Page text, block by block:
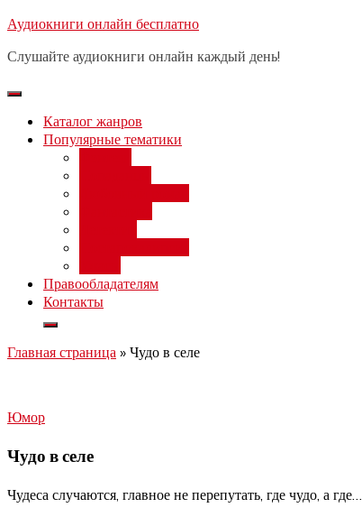
Перейти
содержимому
Аудиокниги онлайн бесплатно
Слушайте аудиокниги онлайн каждый день!
Каталог жанров
Популярные тематики
Правообладателям
Контакты
Главная страница » Чудо в селе
Юмор
Чудо в селе
Чудеса случаются, главное не перепутать, где чудо, а где…